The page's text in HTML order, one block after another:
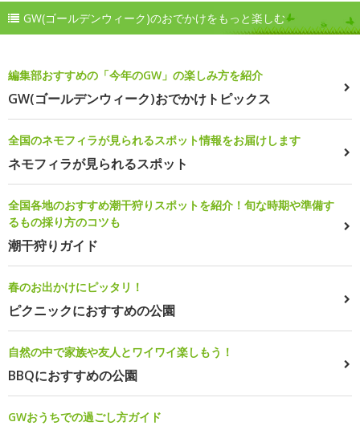
GW(ゴールデンウィーク)のおでかけをもっと楽しむ
編集部おすすめの「今年のGW」の楽しみ方を紹介
GW(ゴールデンウィーク)おでかけトピックス
全国のネモフィラが見られるスポット情報をお届けします
ネモフィラが見られるスポット
全国各地のおすすめ潮干狩りスポットを紹介！旬な時期や準備す
るもの採り方のコツも
潮干狩りガイド
春のお出かけにピッタリ！
ピクニックにおすすめの公園
自然の中で家族や友人とワイワイ楽しもう！
BBQにおすすめの公園
GWおうちでの過ごし方ガイド